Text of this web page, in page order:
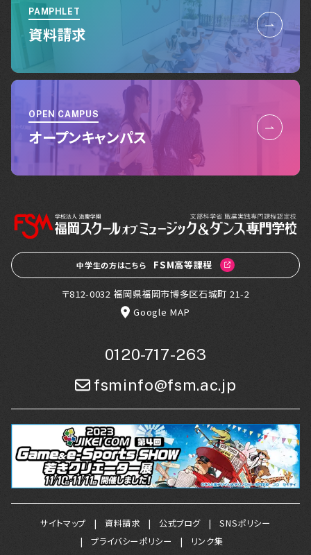
PAMPHLET
資料請求
OPEN CAMPUS
オープンキャンパス
中学生の方はこちら FSM高等課程
〒812-0032 福岡県福岡市博多区石城町 21-2
Google MAP
0120-717-263
fsminfo@fsm.ac.jp
サイトマップ 資料請求 公式ブログ
SNSポリシー
プライバシーポリシー
リンク集